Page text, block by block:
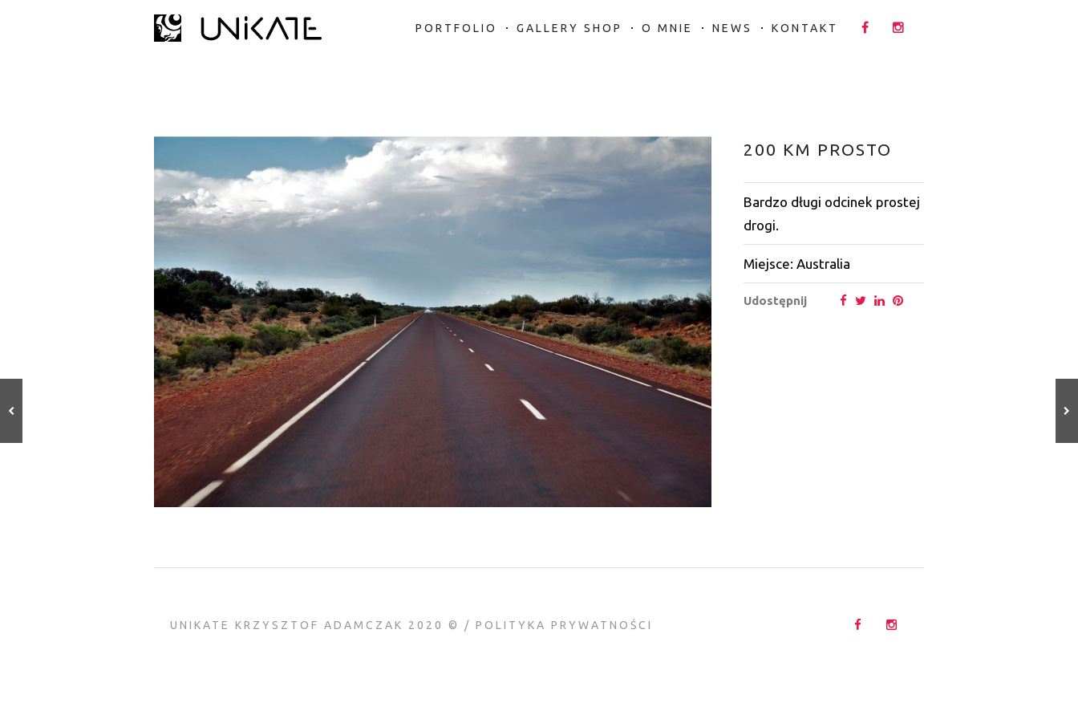
PORTFOLIO GALLERY SHOP O MNIE NEWS KONTAKT
200 KM PROSTO
Bardzo długi odcinek prostej
drogi.
Miejsce: Australia
Udostępnij
UNIKATE KRZYSZTOF ADAMCZAK 2020 © / POLITYKA PRYWATNOŚCI